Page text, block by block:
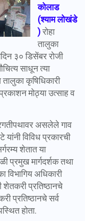
कोलाड
(श्याम लोखंडे
)रोहा
तालुका
३० डिसेंबर रोजी
साधून त्या
तालुका कृषिधिकारी
मोठ्या उत्साह व
असलेले गाव
विविध प्रकारची
शेतात या
प्रमुख मार्गदर्शक तथा
विभागिय अधिकारी
शेतकरी प्रतिष्ठानचे
प्रतिष्ठानचे सर्व
होता.